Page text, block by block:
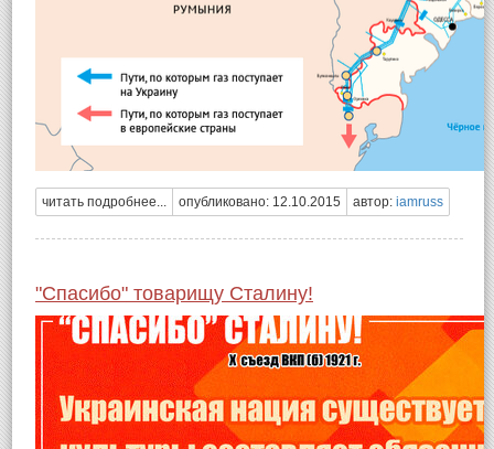
читать подробнее... опубликовано: 12.10.2015 автор: iamruss
"Спасибо" товарищу Сталину!